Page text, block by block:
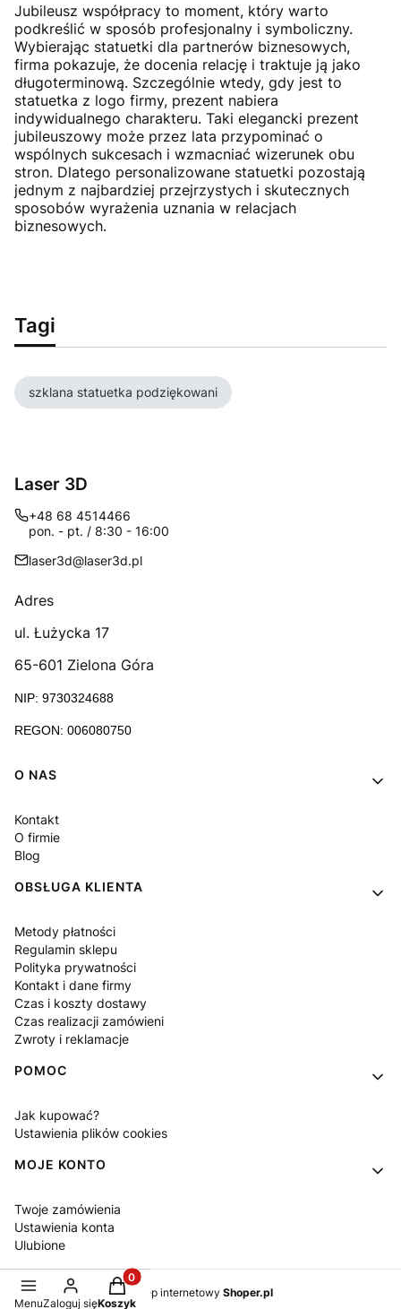
Jubileusz współpracy to moment, który warto
podkreślić w sposób profesjonalny i symboliczny.
Wybierając statuetki dla partnerów biznesowych,
firma pokazuje, że docenia relację i traktuje ją jako
długoterminową. Szczególnie wtedy, gdy jest to
statuetka z logo firmy, prezent nabiera
indywidualnego charakteru. Taki elegancki prezent
jubileuszowy może przez lata przypominać o
wspólnych sukcesach i wzmacniać wizerunek obu
stron. Dlatego personalizowane statuetki pozostają
jednym z najbardziej przejrzystych i skutecznych
sposobów wyrażenia uznania w relacjach
biznesowych.
Tagi
szklana statuetka podziękowani
Laser 3D
+48 68 4514466
pon. - pt. / 8:30 - 16:00
laser3d@laser3d.pl
Adres
ul. Łużycka 17
65-601 Zielona Góra
NIP: 9730324688
REGON: 006080750
Linki w stopce
O NAS
Kontakt
O firmie
Blog
OBSŁUGA KLIENTA
Metody płatności
Regulamin sklepu
Polityka prywatności
Kontakt i dane firmy
Czas i koszty dostawy
Czas realizacji zamówieni
Zwroty i reklamacje
POMOC
Jak kupować?
Ustawienia plików cookies
MOJE KONTO
Twoje zamówienia
Ustawienia konta
Ulubione
Sklep internetowy Shoper.pl
MenuZaloguj się
Produkty w koszyku: 0. Zobacz szczegóły
Koszyk